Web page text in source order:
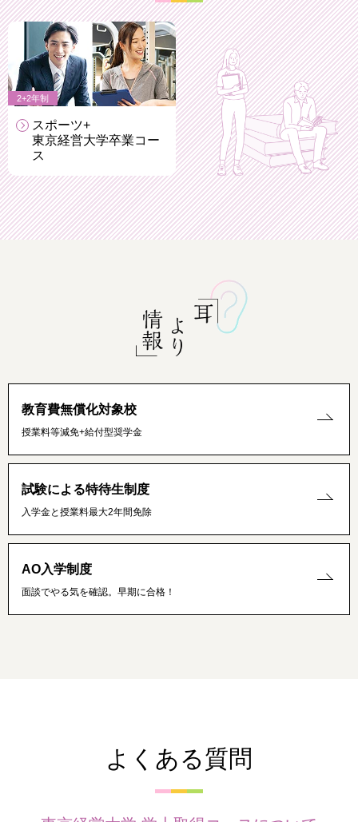
2+2年制
スポーツ+
東京経営大学卒業コー
ス
教育費無償化対象校
授業料等減免+給付型奨学金
試験による特待生制度
入学金と授業料最大2年間免除
AO入学制度
面談でやる気を確認。早期に合格！
よくある質問